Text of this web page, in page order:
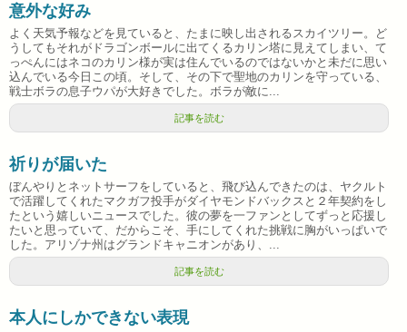
意外な好み
よく天気予報などを見ていると、たまに映し出されるスカイツリー。ど
うしてもそれがドラゴンボールに出てくるカリン塔に見えてしまい、て
っぺんにはネコのカリン様が実は住んでいるのではないかと未だに思い
込んでいる今日この頃。そして、その下で聖地のカリンを守っている、
戦士ボラの息子ウパが大好きでした。ボラが敵に...
記事を読む
祈りが届いた
ぼんやりとネットサーフをしていると、飛び込んできたのは、ヤクルト
で活躍してくれたマクガフ投手がダイヤモンドバックスと２年契約をし
たという嬉しいニュースでした。彼の夢を一ファンとしてずっと応援し
たいと思っていて、だからこそ、手にしてくれた挑戦に胸がいっぱいで
した。アリゾナ州はグランドキャニオンがあり、...
記事を読む
本人にしかできない表現